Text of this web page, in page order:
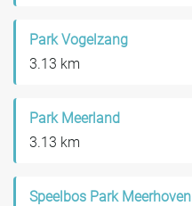
Park Vogelzang
3.13 km
Park Meerland
3.13 km
Speelbos Park Meerhoven